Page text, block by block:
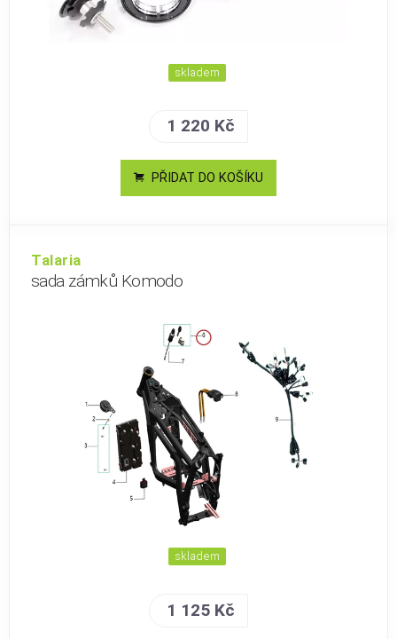
skladem
1 220 Kč
PŘIDAT DO KOŠÍKU
Talaria
sada zámků Komodo
skladem
1 125 Kč